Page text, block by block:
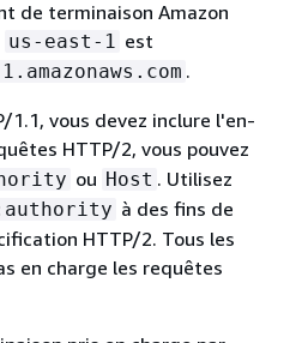
de terminaison Amazon
us-east-1 est
.
1.1, vous devez inclure l'en-
HTTP/2, vous pouvez
ou Host . Utilisez
à des fins de
HTTP/2. Tous les
en charge les requêtes